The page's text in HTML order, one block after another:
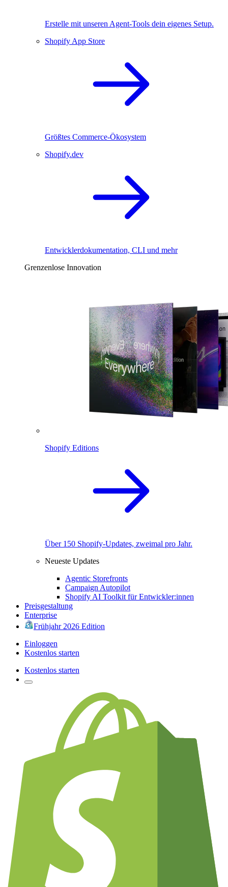
Erstelle mit unseren Agent-Tools dein eigenes Setup.
Shopify App Store
Größtes Commerce-Ökosystem
Shopify.dev
Entwicklerdokumentation, CLI und mehr
Grenzenlose Innovation
Shopify Editions
Über 150 Shopify-Updates, zweimal pro Jahr.
Neueste Updates
Agentic Storefronts
Campaign Autopilot
Shopify AI Toolkit für Entwickler:innen
Preisgestaltung
Enterprise
Frühjahr 2026 Edition
Einloggen
Kostenlos starten
Kostenlos starten